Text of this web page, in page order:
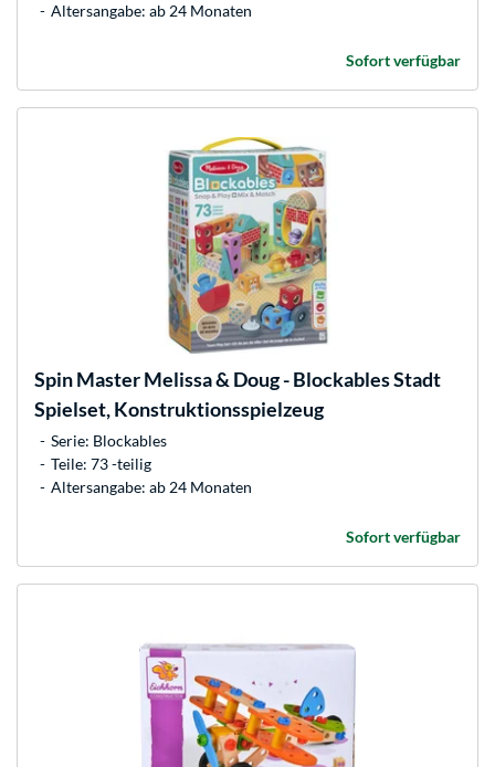
Altersangabe: ab 24 Monaten
Sofort verfügbar
Spin MasterMelissa & Doug - Blockables Stadt
Spielset, Konstruktionsspielzeug
Serie: Blockables
Teile: 73 -teilig
Altersangabe: ab 24 Monaten
Sofort verfügbar